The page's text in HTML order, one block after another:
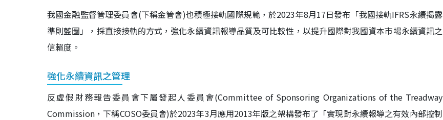
我國金融監督管理委員會(下稱金管會)也積極接軌國際規範，於2023年8月17日發布「我國接軌IFRS永續揭露
準則藍圖」，採直接接軌的方式，強化永續資訊報導品質及可比較性，以提升國際對我國資本市場永續資訊之
信賴度。
強化永續資訊之管理
反虛假財務報告委員會下屬發起人委員會(Committee of Sponsoring Organizations of the Treadway
Commission，下稱COSO委員會)於2023年3月應用2013年版之架構發布了「實現對永續報導之有效內部控制